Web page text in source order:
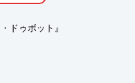
ドゥボット』